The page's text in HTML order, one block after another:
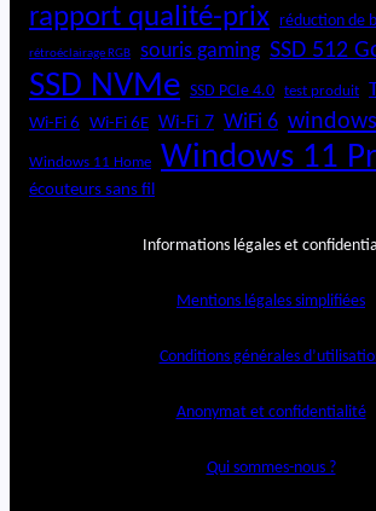
o
r
d
a
l
e
rapport qualité-prix réduction de
rétroéclairage RGB souris gaming SSD 512
SSD NVMe SSD PCIe 4.0 test produit
Wi-Fi 6 Wi-Fi 6E Wi-Fi 7 WiFi 6
Windows 11 Home Windows 11
écouteurs sans fil
Informations légales et
Mentions légales simplifiées
Conditions générales
Anonymat et confidentialité
Qui sommes-nous ?